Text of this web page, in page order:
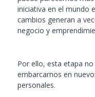
iniciativa en el mundo
cambios generan a
negocio y
Por ello, esta etapa
embarcarnos en
personales.